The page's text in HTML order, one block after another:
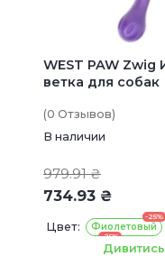
WEST PAW Zwig
ветка для собак
(0 Отзывов)
В наличии
979.91 ₴
734.93 ₴
Цвет:
-25%
Фиолетовый
-25%
ОранжевыйДивитись